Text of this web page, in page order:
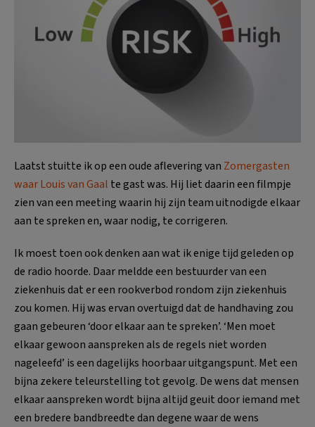
Laatst stuitte ik op een oude aflevering van Zomergasten
waar Louis van Gaal te gast was. Hij liet daarin een filmpje
zien van een meeting waarin hij zijn team uitnodigde elkaar
aan te spreken en, waar nodig, te corrigeren.
Ik moest toen ook denken aan wat ik enige tijd geleden op
de radio hoorde. Daar meldde een bestuurder van een
ziekenhuis dat er een rookverbod rondom zijn ziekenhuis
zou komen. Hij was ervan overtuigd dat de handhaving zou
gaan gebeuren ‘door elkaar aan te spreken’. ‘Men moet
elkaar gewoon aanspreken als de regels niet worden
nageleefd’ is een dagelijks hoorbaar uitgangspunt. Met een
bijna zekere teleurstelling tot gevolg. De wens dat mensen
elkaar aanspreken wordt bijna altijd geuit door iemand met
een bredere bandbreedte dan degene waar de wens